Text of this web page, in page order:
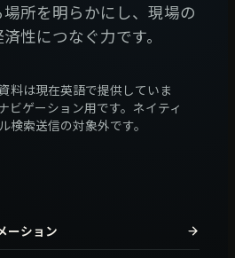
所を明らかにし、現場の
性につなぐ力です。
料は現在英語で提供していま
ビゲーション用です。ネイティ
検索送信の対象外です。
ーション